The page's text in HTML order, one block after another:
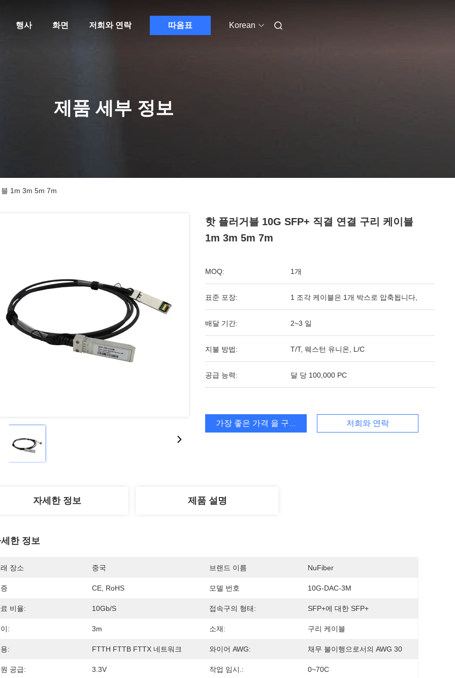
행사 화면 저희와 연락 따옴표 Korean
제품 세부 정보
1m 3m 5m 7m
핫 플러거블 10G SFP+ 직결 연결 구리 케이블
1m 3m 5m 7m
MOQ: 1개
표준 포장: 1 조각 케이블은 1개 박스로 압축됩니다,
배달 기간: 2~3 일
지불 방법: T/T, 웨스턴 유니온, L/C
공급 능력: 달 당 100,000 PC
가장 좋은 가격 을 구하라 저희와 연락
자세한 정보 제품 설명
한 정보
장소 중국 브랜드 이름 NuFiber
CE, RoHS 모델 번호 10G-DAC-3M
비율: 10Gb/s 접속구의 형태: SFP+에 대한 SFP+
: 3m 소재: 구리 케이블
: FTTH FTTB FTTX 네트워크 와이어 AWG: 채무 불이행으로서의 AWG 30
공급: 3.3V 작업 임시.: 0~70C